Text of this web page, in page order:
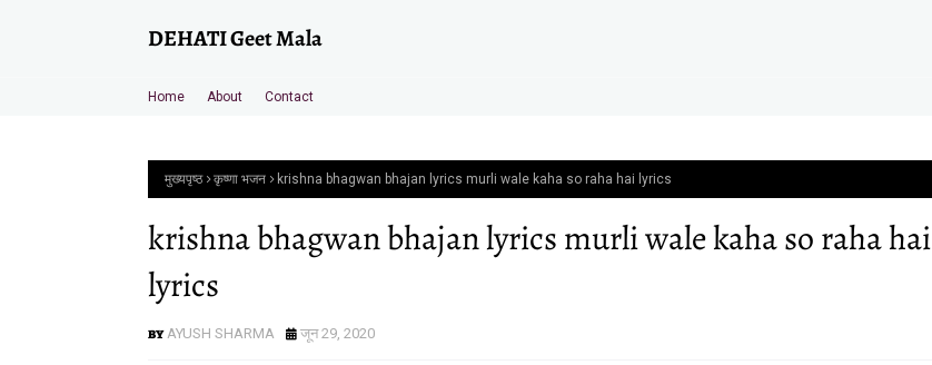
DEHATI Geet Mala
Home About Contact
मुख्यपृष्ठ कृष्णा भजन krishna bhagwan bhajan lyrics murli wale kaha so raha hai lyrics
krishna bhagwan bhajan lyrics murli wale kaha so raha hai
lyrics
AYUSH SHARMA जून 29, 2020